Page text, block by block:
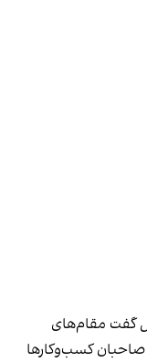
گفت مقام‌های
کسب‌وکارها